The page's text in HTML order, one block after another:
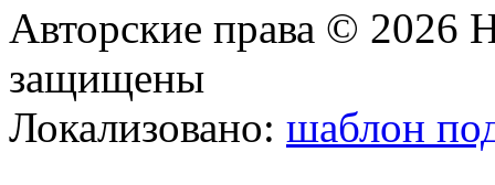
Авторские права © 2026
защищены
Локализовано: шаблон